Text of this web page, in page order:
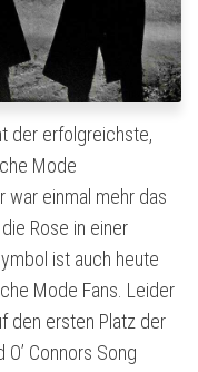
der erfolgreichste,
Mode
einmal mehr das
Rose in einer
ist auch heute
Mode Fans. Leider
den ersten Platz der
Connors Song